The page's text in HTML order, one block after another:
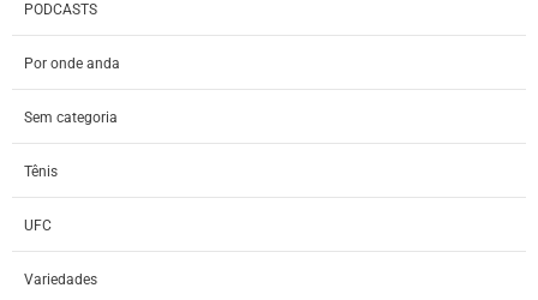
PODCASTS
Por onde anda
Sem categoria
Tênis
UFC
Variedades